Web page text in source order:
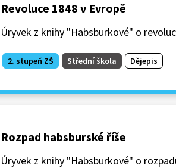
Revoluce 1848 v Evropě
Úryvek z knihy "Habsburkové" o
2. stupeň ZŠ Střední škola Dějepis
Rozpad habsburské říše
Úryvek z knihy "Habsburkové" o